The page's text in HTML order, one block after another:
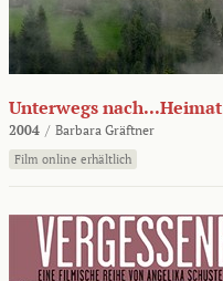
Unterwegs nach...Heimat
2004 / Barbara Gräftner
Film online erhältlich